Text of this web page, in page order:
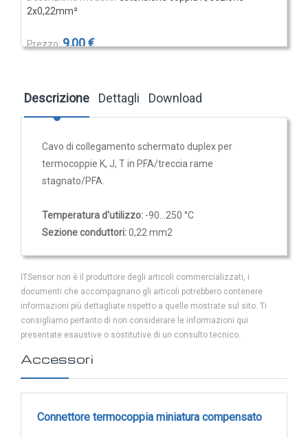
2x0,22mm²
9,00 €
TTTT422
2x0,22mm²
5,20 €
Descrizione
Cavo di collegamento schermato duplex per
termocoppie K, J, T in PFA/treccia rame
stagnato/PFA.
Temperatura d'utilizzo: -90...250 °C
Sezione conduttori:0,22 mm2
Dettagli Download
ITSensor non è il produttore degli articoli commercializzati, i
documenti che accompagnano gli articoli potrebbero contenere
informazioni più dettagliate rispetto a quelle mostrate sul sito. Ti
consigliamo pertanto di non considerare le informazioni qui
presentate esaustive o sostitutive di un consulto tecnico.
Accessori
Connettore termocoppia miniatura compensato
PRESSIONE
PORTATA
Barometri
Trasmettitori pressione
Pressostati
Sonde di flusso
QUALITA'
DELL'ARIA
Sonde CO2
Sonde CO2 ambiente
Sonde CO2 da canale
Sonde VOC ambiente